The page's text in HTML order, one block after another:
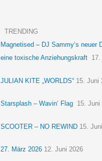
TRENDING
Magnetised – DJ Sammy‘s neuer
eine toxische Anziehungskraft
JULIAN KITE „WORLDS“ 15. Juni
Starsplash – Wavin‘ Flag 15. Juni
SCOOTER – NO REWIND 15.
27. März 2026 12. Juni 2026